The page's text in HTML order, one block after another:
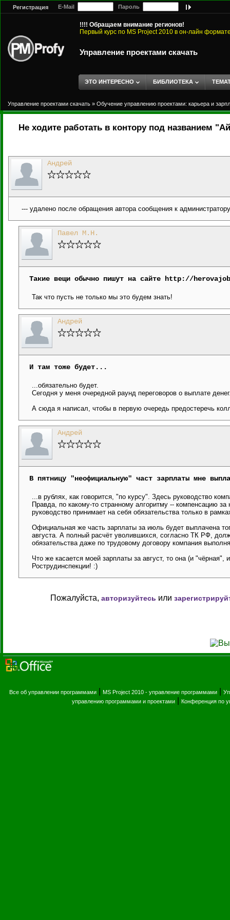
Регистрация E-Mail Пароль
!!!! Обращаем внимание регионов!
Первый курс по MS Project 2010 в он-лайн
Управление проектами скачать
ЭТО ИНТЕРЕСНО БИБЛИОТЕКА
Управление проектами скачать » Обучение управлению проектами: карьера и
Не ходите работать в контору под названием
Андрей
--- удалено после обращения автора сообщения к
Павел М.Н.
Такие вещи обычно пишут на сайте http://
Так что пусть не только мы это будем знать!
Андрей
И там тоже будет...
...обязательно будет.
Сегодня у меня очередной раунд переговоров о выплате
А сюда я написал, чтобы в первую очередь предостеречь
Андрей
В пятницу "неофициальную" част зарплаты мне
...в рублях, как говорится, "по курсу". Здесь руководство
Правда, по какому-то странному алгоритму -- компенсацию
руководство принимает на себя обязательства только в
Официальная же часть зарплаты за июль будет выплачена
августа. А полный расчёт уволившихся, согласно ТК РФ,
обязательства даже по трудовому договору компания
Что же касается моей зарплаты за август, то она (и
Рострудинспекции! :)
Пожалуйста, авторизуйтесь или
Все об управлении программами MS Project 2010 - управление программами
управлению программами и проектами| Конференция по